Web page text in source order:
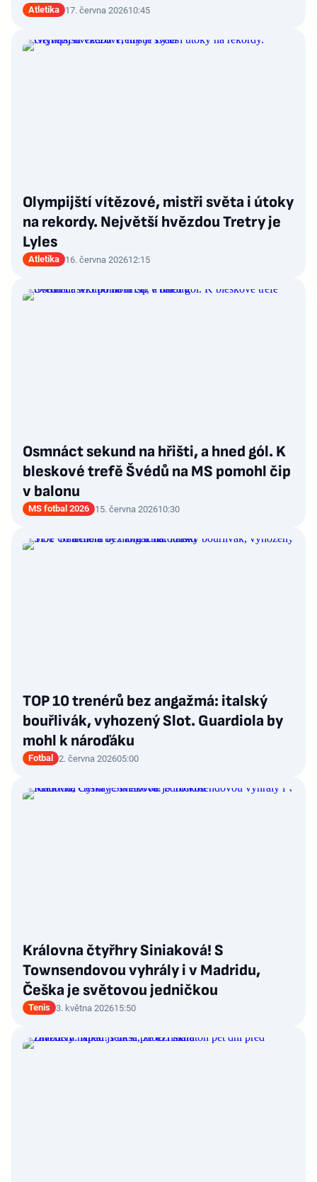
Atletika 17. června 202610:45
Olympijští vítězové, mistři světa i útoky
na rekordy. Největší hvězdou Tretry je
Lyles
Atletika 16. června 202612:15
Osmnáct sekund na hřišti, a hned gól. K
bleskové trefě Švédů na MS pomohl čip
v balonu
MS fotbal 2026 15. června 202610:30
TOP 10 trenérů bez angažmá: italský
bouřlivák, vyhozený Slot. Guardiola by
mohl k nároďáku
Fotbal 2. června 202605:00
Královna čtyřhry Siniaková! S
Townsendovou vyhrály i v Madridu,
Češka je světovou jedničkou
Tenis 3. května 202615:50